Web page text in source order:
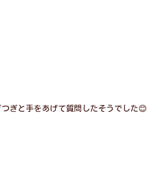
ぎと手をあげて質問したそうでした😊